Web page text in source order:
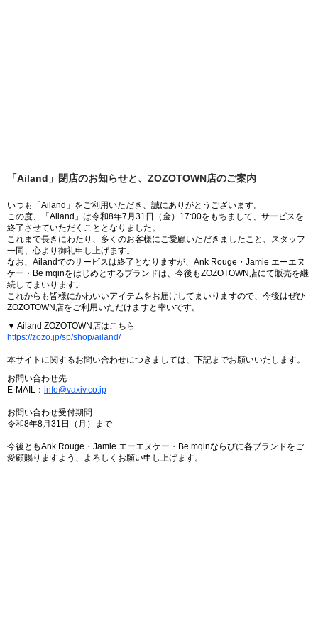
「Ailand」閉店のお知らせと、ZOZOTOWN店のご案内
いつも「Ailand」をご利用いただき、誠にありがとうございます。
この度、「Ailand」は令和8年7月31日（金）17:00をもちまして、サービスを
終了させていただくこととなりました。
これまで長きにわたり、多くのお客様にご愛顧いただきましたこと、スタッフ
一同、心より御礼申し上げます。
なお、Ailandでのサービスは終了となりますが、Ank Rouge・Jamie エーエヌ
ケー・Be mqinをはじめとするブランドは、今後もZOZOTOWN店にて販売を継
続してまいります。
これからも皆様にかわいいアイテムをお届けしてまいりますので、今後はぜひ
ZOZOTOWN店をご利用いただけますと幸いです。
▼ Ailand ZOZOTOWN店はこちら
https://zozo.jp/sp/shop/ailand/
本サイトに関するお問い合わせにつきましては、下記までお願いいたします。
お問い合わせ先
E-MAIL： info@vaxiv.co.jp
お問い合わせ受付期間
令和8年8月31日（月）まで
今後ともAnk Rouge・Jamie エーエヌケー・Be mqinならびに各ブランドをご
愛顧賜りますよう、よろしくお願い申し上げます。